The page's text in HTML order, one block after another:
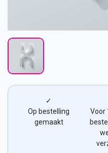
✓
Op bestelling
gemaakt
Voor